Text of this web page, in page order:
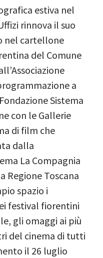
estiva nel
rinnova il suo
nel cartellone
del Comune
a
Sistema
con le Gallerie
di film che
dalla
La Compagnia
Regione Toscana
spazio i
festival fiorentini
gli omaggi ai più
del cinema di tutti
il 26 luglio